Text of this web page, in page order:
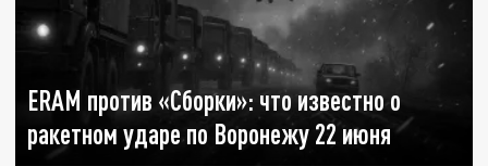
ERAM против «Сборки»: что известно о
ракетном ударе по Воронежу 22 июня